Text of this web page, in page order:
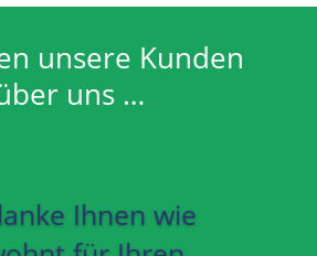
unsere Kunden
uns …
Ihnen wie